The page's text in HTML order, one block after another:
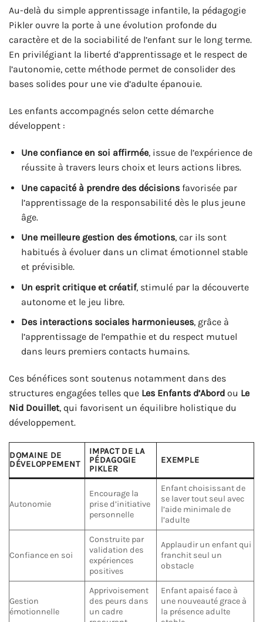
Au-delà du simple apprentissage infantile, la pédagogie
Pikler ouvre la porte à une évolution profonde du
caractère et de la sociabilité de l’enfant sur le long terme.
En privilégiant la liberté d’apprentissage et le respect de
l’autonomie, cette méthode permet de consolider des
bases solides pour une vie d’adulte épanouie.
Les enfants accompagnés selon cette démarche
développent :
Une confiance en soi affirmée, issue de l’expérience de
réussite à travers leurs choix et leurs actions libres.
Une capacité à prendre des décisionsfavorisée par
l’apprentissage de la responsabilité dès le plus jeune
âge.
Une meilleure gestion des émotions, car ils sont
habitués à évoluer dans un climat émotionnel stable
et prévisible.
Un esprit critique et créatif, stimulé par la découverte
autonome et le jeu libre.
Des interactions sociales harmonieuses, grâce à
l’apprentissage de l’empathie et du respect mutuel
dans leurs premiers contacts humains.
Ces bénéfices sont soutenus notamment dans des
structures engagées telles que Les Enfants d’Abord ou Le
Nid Douillet, qui favorisent un équilibre holistique du
développement.
DOMAINE DE
DÉVELOPPEMENT
IMPACT DE LA
PÉDAGOGIE
PIKLER
EXEMPLE
Autonomie
Encourage la
prise d’initiative
personnelle
Enfant choisissant de
se laver tout seul avec
l’aide minimale de
l’adulte
Confiance en soi
Construite par
validation des
expériences
positives
Applaudir un enfant qui
franchit seul un
obstacle
Gestion
émotionnelle
Apprivoisement
des peurs dans
un cadre
Enfant apaisé face à
une nouveauté grace à
la présence adulte